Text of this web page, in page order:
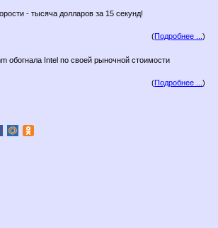
- тысяча долларов за 15 секунд!
(Подробнее ...)
обогнала Intel по своей рыночной стоимости
(Подробнее ...)